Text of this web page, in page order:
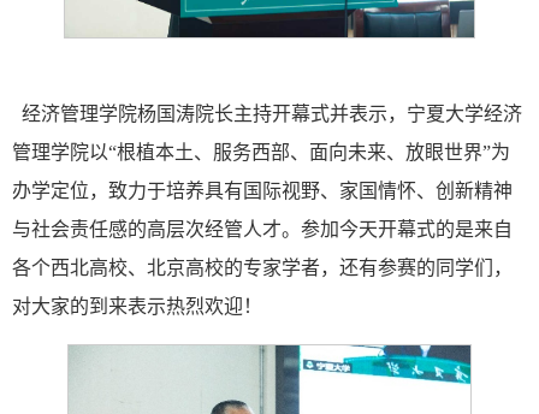
经济管理学院杨国涛院长主持开幕式并表示，宁夏大学经济
管理学院以“根植本土、服务西部、面向未来、放眼世界”为
办学定位，致力于培养具有国际视野、家国情怀、创新精神
与社会责任感的高层次经管人才。参加今天开幕式的是来自
各个西北高校、北京高校的专家学者，还有参赛的同学们，
对大家的到来表示热烈欢迎！